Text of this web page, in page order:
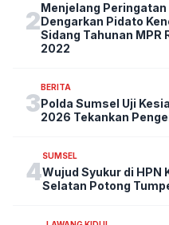
2Menjelang Peringatan
Dengarkan Pidato
Sidang Tahunan MPR
2022
3
BERITA
Polda Sumsel Uji
2026 Tekankan
4
SUMSEL
Wujud Syukur di HPN
Selatan Potong